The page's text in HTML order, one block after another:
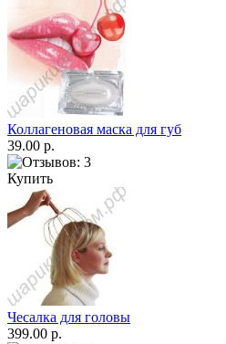
Коллагеновая маска для губ
39.00 р.
Купить
Чесалка для головы
399.00 р.